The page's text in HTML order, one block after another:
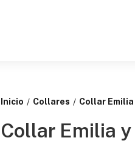
Inicio / Collares / Collar
Collar Emilia